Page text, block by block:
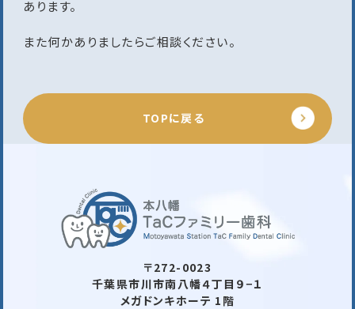
あります。
また何かありましたらご相談ください。
TOPに戻る
〒272-0023
千葉県市川市南八幡４丁目９−１
メガドンキホーテ 1階